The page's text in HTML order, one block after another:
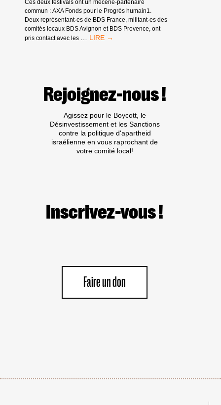
PRÉCÉDENT
Ces deux festivals ont un mécène-partenaire
commun : AXA Fonds pour le Progrès humain1.
Deux représentant·es de BDS France, militant·es des
comités locaux BDS Avignon et BDS Provence, ont
pris contact avec les … AXA
PARTENAIRE
DE
Rejoignez-nous !
Agissez pour le Boycott, le
Désinvestissement et les Sanctions
contre la politique d'apartheid
israélienne en vous raprochant de
votre comité local!
Inscrivez-vous !
Faire un don